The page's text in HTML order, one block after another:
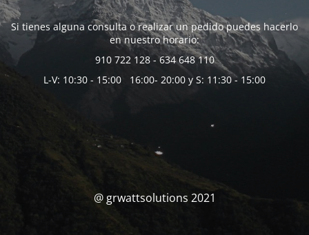
Si tienes alguna consulta o realizar un pedido puedes hacerlo
en nuestro horario:
910 722 128 - 634 648 110
L-V: 10:30 - 15:00 16:00- 20:00 y S: 11:30 - 15:00
@ grwattsolutions 2021